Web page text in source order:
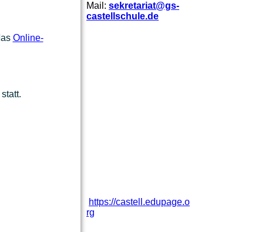
Online-
Mail: sekretariat@gs-
castellschule.de
https://castell.edupage.o
rg